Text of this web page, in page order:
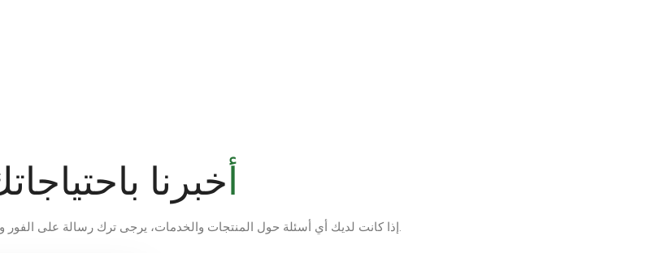
أخبرنا
إذا كانت لديك أي أسئلة حول المنتجات والخدمات، يرجى ترك رسالة على الفور وسوف نتصل بك في غضون 24 ساعة.